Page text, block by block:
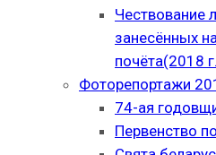
Чествование
занесённых
почёта(2018
Фоторепортажи
74-ая
Первенство